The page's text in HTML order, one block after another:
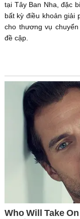
tại Tây Ban Nha, đặc
bất kỳ điều khoản giải
cho thương vụ
đề cập.